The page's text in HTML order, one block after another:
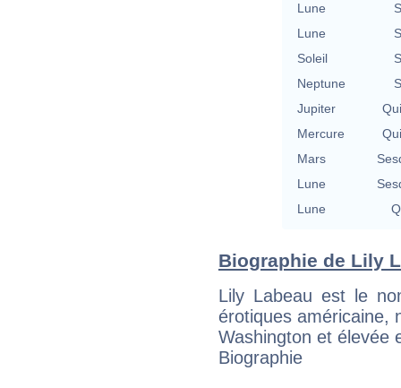
Lune
Lune
Soleil
Neptune
Jupiter
Mercure
Mars
Lune
Lune
Biographie de Lily
Lily Labeau est le
érotiques américaine,
Washington et élevée
Biographie